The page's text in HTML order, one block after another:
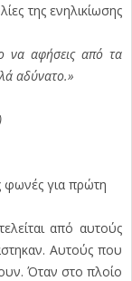
της ενηλικίωσης
να αφήσεις από τα
αδύνατο.»
φωνές για πρώτη
από αυτούς
Αυτούς που
Όταν στο πλοίο